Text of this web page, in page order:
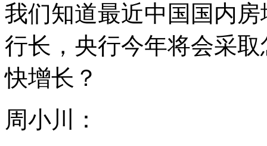
我们知道最近中国国内
行长，央行今年将会采
快增长？
周小川：